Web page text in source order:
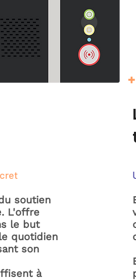
soutien
L'offre
le but
quotidien
son
à
+